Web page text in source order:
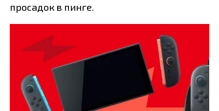
просадок в пинге.